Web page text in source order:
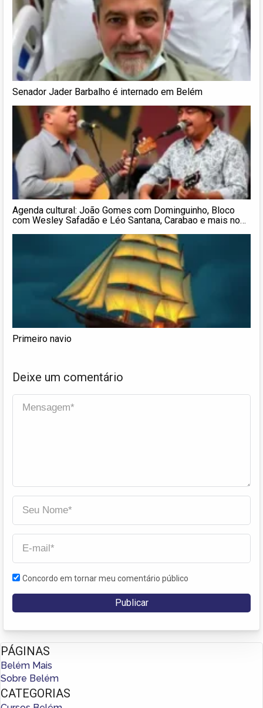
Senador Jader Barbalho é internado em Belém
Agenda cultural: João Gomes com Dominguinho, Bloco
com Wesley Safadão e Léo Santana, Carabao e mais no
Primeiro navio
Deixe um comentário
Concordo em tornar meu comentário público
PÁGINAS
Belém Mais
Sobre Belém
CATEGORIAS